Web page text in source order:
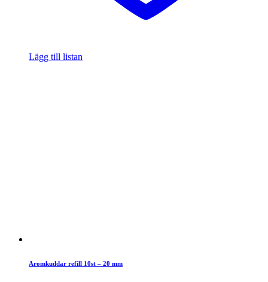
Lägg till listan
Aromkuddar refill 10st – 20 mm